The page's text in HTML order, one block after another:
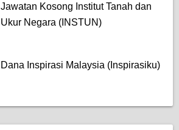
Jawatan Kosong Institut Tanah dan
Ukur Negara (INSTUN)
Dana Inspirasi Malaysia (Inspirasiku)